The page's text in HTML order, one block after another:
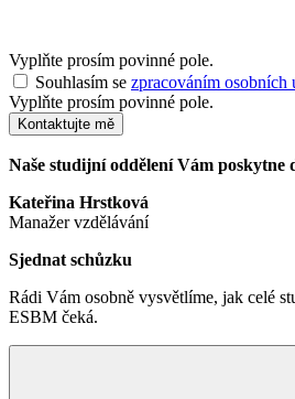
Vyplňte prosím povinné pole.
Souhlasím se zpracováním osobních
Vyplňte prosím povinné pole.
Kontaktujte mě
Naše studijní oddělení Vám poskytne
Kateřina Hrstková
Manažer vzdělávání
Sjednat schůzku
Rádi Vám osobně vysvětlíme, jak celé
ESBM čeká.